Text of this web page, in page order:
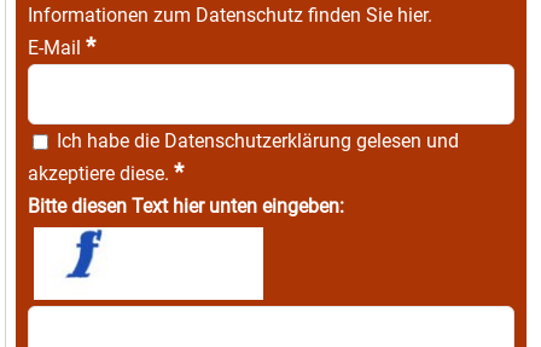
Informationen zum Datenschutz finden Sie hier.
E-Mail *
Ich habe die Datenschutzerklärung gelesen und
akzeptiere diese. *
Bitte diesen Text hier unten eingeben: